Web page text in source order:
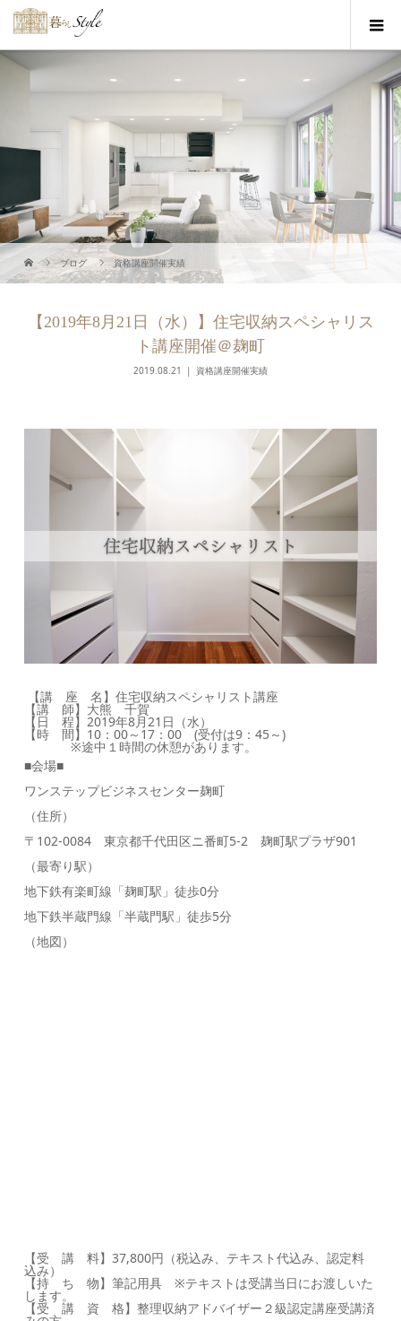
ブログ 資格講座開催実績
【2019年8月21日（水）】住宅収納スペシャリス
ト講座開催＠麹町
2019.08.21 資格講座開催実績
【講 座 名】住宅収納スペシャリスト講座
【講 師】大熊 千賀
【日 程】2019年8月21日（水）
【時 間】10：00～17：00 (受付は9：45～)
※途中１時間の休憩があります。
■会場■
ワンステップビジネスセンター麹町
（住所）
〒102-0084 東京都千代田区ニ番町5-2 麹町駅プラザ901
（最寄り駅）
地下鉄有楽町線「麹町駅」徒歩0分
地下鉄半蔵門線「半蔵門駅」徒歩5分
（地図）
【受 講 料】37,800円（税込み、テキスト代込み、認定料
込み）
【持 ち 物】筆記用具 ※テキストは受講当日にお渡しいた
します。
【受 講 資 格】整理収納アドバイザー２級認定講座受講済